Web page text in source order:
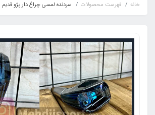
خانه فهرست محصولات سردنده لمسی چراغ دار پژو قدیم